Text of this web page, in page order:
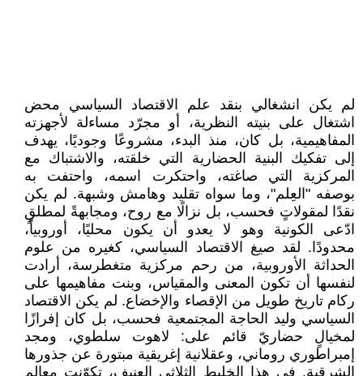
لم يكن انشغالي بنقد علم الاقتصاد السياسي محض
اشتغال على بنيته النظرية، أو مجرّد مساءلة لأجهزته
المفاهيمية، بل كان، منذ البدء، مشروعًا وجوديًا، يهدف
إلى تفكيك البنية الحضارية التي خلقته، والاشتباك مع
المركزية التي صاغته، واحتكرت اسمه، واحتفت به
بوصفه "العِلم"، وما سواه تقليد وهامش وشبهة. لم يكن
نقدًا لمقولاتٍ فحسب، بل نزالًا مع روح، ومجابهةً لمطلقٍ
ادّعى الكونية وهو لا يعدو أن يكون محليًا، أوروبياً،
محدودًا. لقد صيغ الاقتصاد السياسي، كغيره من علوم
الحداثة الأوروبية، من رحم مركزية متغطرسة، أرادت
لنفسها أن تكون المعنى والمقياس، وبنت مفاهيمها على
ركام تاريخ طويل من الإقصاء والإخضاع. لم يكن الاقتصاد
السياسي وليد الحاجة المجتمعية فحسب، بل كان إفرازًا
لمخيالٍ حضاريّ قائم على: لاهوت سلطوي، ومجد
إمبراطوري روماني، وعقلانية إغريقية مبتورة عن جذورها
الشرقية. في هذا الخليط الثلاثي العنيف، تكوّنت معالم